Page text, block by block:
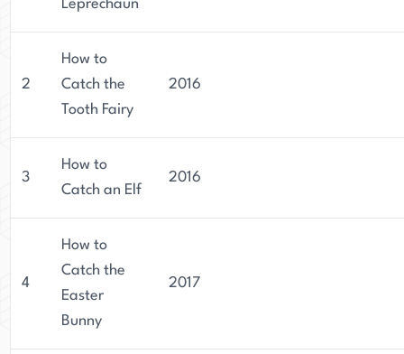
Leprechaun
2
How to
Catch the
Tooth Fairy
2016
3
How to
Catch an Elf
2016
4
How to
Catch the
Easter
Bunny
2017